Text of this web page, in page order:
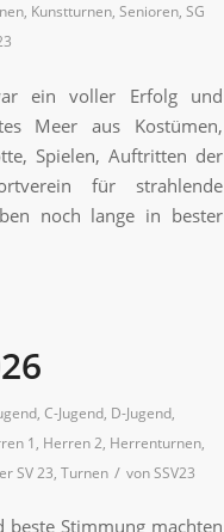
, Kunstturnen, Senioren, SG
ein voller Erfolg und
Meer aus Kostümen,
Spielen, Auftritten der
für strahlende
noch lange in bester
, C-Jugend, D-Jugend,
1 , Herren 2, Herrenturnen,
SV 23, Turnen / vonSSV23
beste Stimmung machten